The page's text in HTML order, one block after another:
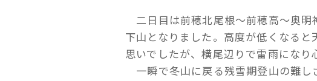
二日目は前穂北尾根～前穂高～奥明
下山となりました。高度が低くなる
思いでしたが、横尾辺りで雷雨になり
一瞬で冬山に戻る残雪期登山の難し